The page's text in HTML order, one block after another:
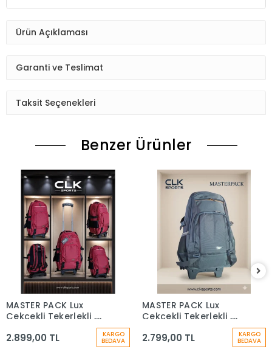
Ürün Açıklaması
Garanti ve Teslimat
Taksit Seçenekleri
Benzer Ürünler
MASTER PACK Lux
Çekçekli Tekerlekli ,
Dağcı Seyahat Laptop
Bölmeli , Sırt Çantası
2.899,00 TL KARGO
BEDAVA
MASTER PACK Lux
Çekçekli Tekerlekli ,
Dağcı Seyahat Laptop
Bölmeli Sırt Çantası
2.799,00 TL KARGO
BEDAVA